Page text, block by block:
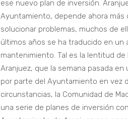
ese nuevo plan de inversión.
Ayuntamiento, depende ahora
solucionar problemas, muchos de
últimos años se ha traducido en
mantenimiento. Tal es la lentitud
Aranjuez, que la semana pasada
por parte del Ayuntamiento en vez
circunstancias, la Comunidad de
una serie de planes de inversión